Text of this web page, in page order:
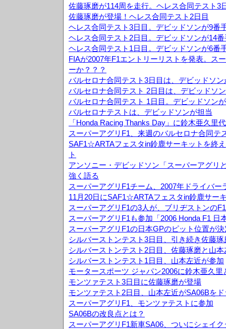
佐藤琢磨が114周を走行。ヘレス合同テスト3
佐藤琢磨が登場！ヘレス合同テスト2日目
ヘレス合同テスト3日目。デビッドソンが9番
ヘレス合同テスト2日目。デビッドソンが14
ヘレス合同テスト1日目。デビッドソンが6番
FIAが2007年F1エントリーリストを発表。ス
ーか？？？
バルセロナ合同テスト3日目は、デビッドソン
バルセロナ合同テスト 2日目は、デビッドソ
バルセロナ合同テスト 1日目。デビッドソン
バルセロナテストは、デビッドソンが担当
「Honda Racing Thanks Day」に鈴木亜久里
スーパーアグリF1、来週のバルセロナ合同テ
SAF1☆ARTAフェスタin鈴鹿サーキットを終
ト
アンソニー・デビッドソン「スーパーアグリ
強く語る
スーパーアグリF1チーム、2007年ドライバー
11月20日にSAF1☆ARTAフェスタin鈴鹿サー
スーパーアグリF1の3人が、ブリヂストンの
スーパーアグリF1も参加「2006 Honda F1 日
スーパーアグリF1の日本GPのピット位置が決
シルバーストンテスト3日目、引き続き佐藤
シルバーストンテスト2日目、佐藤琢磨と山
シルバーストンテスト1日目、山本左近が参加
モータースポーツ ジャパン2006に鈴木亜久
モンツァテスト3日目に佐藤琢磨が登場
モンツァテスト2日目、山本左近がSA06Bを
スーパーアグリF1、モンツァテストに参加
SA06Bの改良点とは？
スーパーアグリF1新車SA06、ついにシェイ